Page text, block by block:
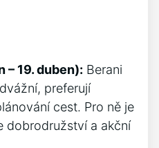
– 19. duben): Berani
preferují
cest. Pro ně je
dobrodružství a akční